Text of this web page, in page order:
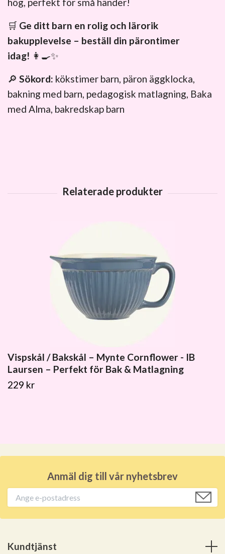
🛒 Ge ditt barn en rolig och lärorik
bakupplevelse – beställ din pärontimer
idag! 👩‍🍳✨
🔎 Sökord: kökstimer barn, päron äggklocka,
bakning med barn, pedagogisk matlagning, Baka
med Alma, bakredskap barn
Vispskål / Bakskål – Mynte Cornflower - IB
Laursen – Perfekt för Bak & Matlagning
229 kr
Anmäl dig till vår nyhetsbrev
Kundtjänst